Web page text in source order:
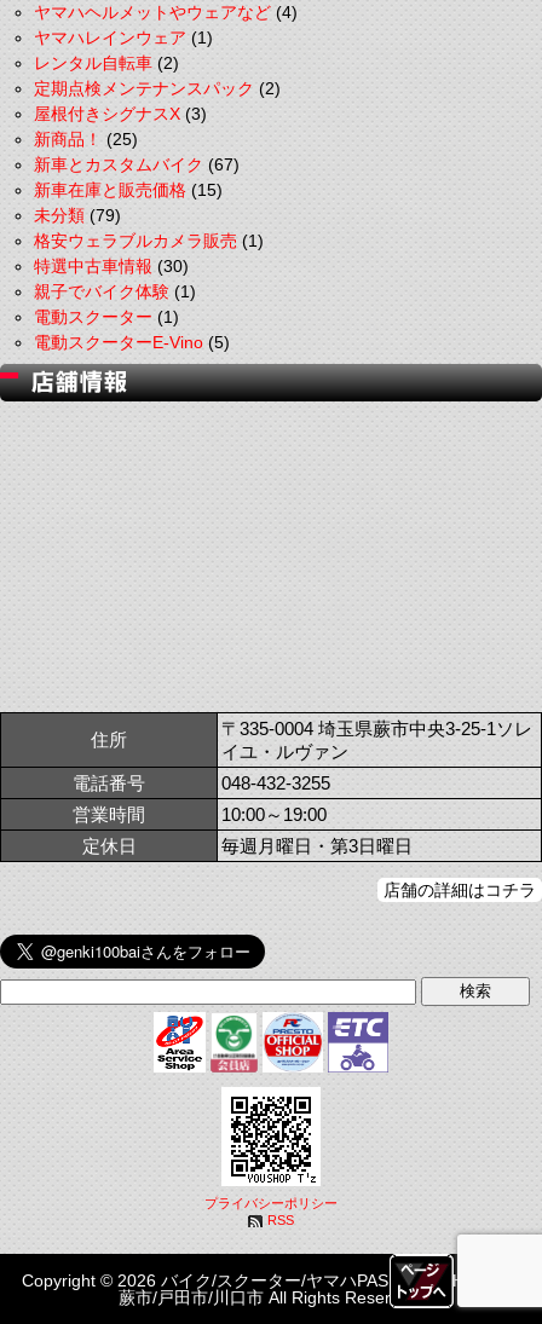
ヤマハヘルメットやウェアなど(4)
ヤマハレインウェア(1)
レンタル自転車(2)
定期点検メンテナンスパック(2)
屋根付きシグナスX(3)
新商品！(25)
新車とカスタムバイク(67)
新車在庫と販売価格(15)
未分類(79)
格安ウェラブルカメラ販売(1)
特選中古車情報(30)
親子でバイク体験(1)
電動スクーター(1)
電動スクーターE-Vino(5)
住所
〒335-0004 埼玉県蕨市中央3-25-1ソレ
イユ・ルヴァン
電話番号
048-432-3255
営業時間
10:00～19:00
定休日
毎週月曜日・第3日曜日
店舗の詳細はコチラ
プライバシーポリシー
RSS
Copyright © 2026 バイク/スクーター/ヤマハPASはYOUSHOP T'z|
蕨市/戸田市/川口市 All Rights Reserved.